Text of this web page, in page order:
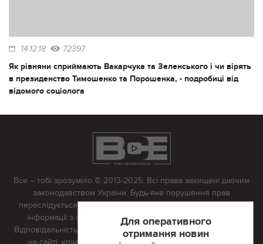
14.12.18 72397
Як рівняни сприймають Вакарчука та Зеленського і чи вірять
в президенство Тимошенко та Порошенка, - подробиці від
відомого соціолога
Для оперативного
отримання новин
Все – тобі зрозуміло © 2013-2025. Всі права захищені діючим
законодавством України. Будь-яке порушення прав
переслідується в судовому порядку. Будь-яке відтворення
інформації з сайту тільки з письмово дозволу редакції.
Відповідальність за достовірність усіх матеріалів, розміщених
на сайті, крім матеріалів, які містять посилання на інші